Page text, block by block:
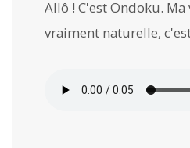
Allô ! C'est Ondoku.
vraiment naturelle,